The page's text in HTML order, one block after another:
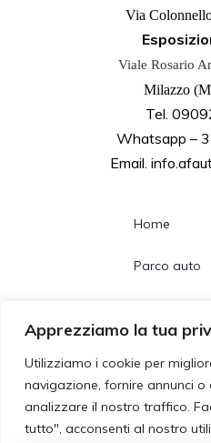
Apprezziamo la tua
Utilizziamo i cookie per
navigazione, fornire annunci
analizzare il nostro traffico.
tutto", acconsenti al nostro
Via
Viale Rosario
Milazzo
Tel.
Whatsapp –
Email.
Home
Parco auto
Contatti